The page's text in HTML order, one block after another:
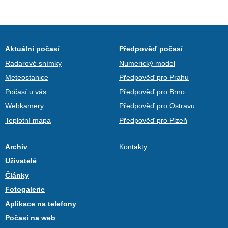
Aktuální počasí
Radarové snímky
Meteostanice
Počasí u vás
Webkamery
Teplotní mapa
Předpověď počasí
Numerický model
Předpověď pro Prahu
Předpověď pro Brno
Předpověď pro Ostravu
Předpověď pro Plzeň
Archiv
Uživatelé
Články
Fotogalerie
Aplikace na telefony
Počasí na web
Kontakty